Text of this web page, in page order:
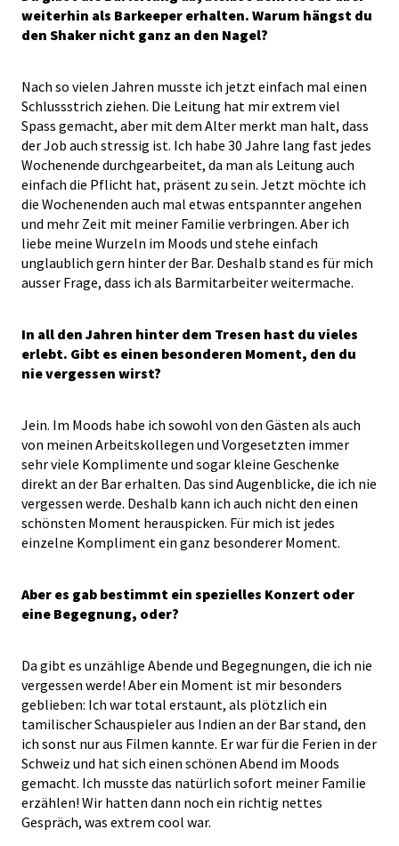
weiterhin als Barkeeper erhalten. Warum hängst du
den Shaker nicht ganz an den Nagel?
Nach so vielen Jahren musste ich jetzt einfach mal einen
Schlussstrich ziehen. Die Leitung hat mir extrem viel
Spass gemacht, aber mit dem Alter merkt man halt, dass
der Job auch stressig ist. Ich habe 30 Jahre lang fast jedes
Wochenende durchgearbeitet, da man als Leitung auch
einfach die Pflicht hat, präsent zu sein. Jetzt möchte ich
die Wochenenden auch mal etwas entspannter angehen
und mehr Zeit mit meiner Familie verbringen. Aber ich
liebe meine Wurzeln im Moods und stehe einfach
unglaublich gern hinter der Bar. Deshalb stand es für mich
ausser Frage, dass ich als Barmitarbeiter weitermache.
In all den Jahren hinter dem Tresen hast du vieles
erlebt. Gibt es einen besonderen Moment, den du
nie vergessen wirst?
Jein. Im Moods habe ich sowohl von den Gästen als auch
von meinen Arbeitskollegen und Vorgesetzten immer
sehr viele Komplimente und sogar kleine Geschenke
direkt an der Bar erhalten. Das sind Augenblicke, die ich nie
vergessen werde. Deshalb kann ich auch nicht den einen
schönsten Moment herauspicken. Für mich ist jedes
einzelne Kompliment ein ganz besonderer Moment.
Aber es gab bestimmt ein spezielles Konzert oder
eine Begegnung, oder?
Da gibt es unzählige Abende und Begegnungen, die ich nie
vergessen werde! Aber ein Moment ist mir besonders
geblieben: Ich war total erstaunt, als plötzlich ein
tamilischer Schauspieler aus Indien an der Bar stand, den
ich sonst nur aus Filmen kannte. Er war für die Ferien in der
Schweiz und hat sich einen schönen Abend im Moods
gemacht. Ich musste das natürlich sofort meiner Familie
erzählen! Wir hatten dann noch ein richtig nettes
Gespräch, was extrem cool war.